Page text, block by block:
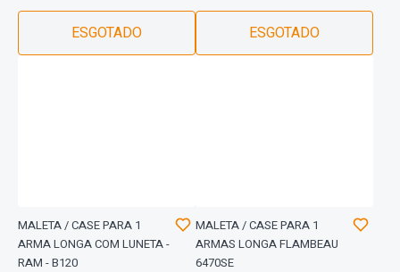
ESGOTADO ESGOTADO
MALETA / CASE PARA 1
ARMA LONGA COM LUNETA -
RAM - B120
MALETA / CASE PARA 1
ARMAS LONGA FLAMBEAU
6470SE